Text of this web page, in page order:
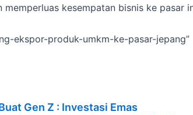
kesempatan bisnis ke pasar
ekspor-produk-umkm-ke-pasar-jepang”
Gen Z : Investasi Emas